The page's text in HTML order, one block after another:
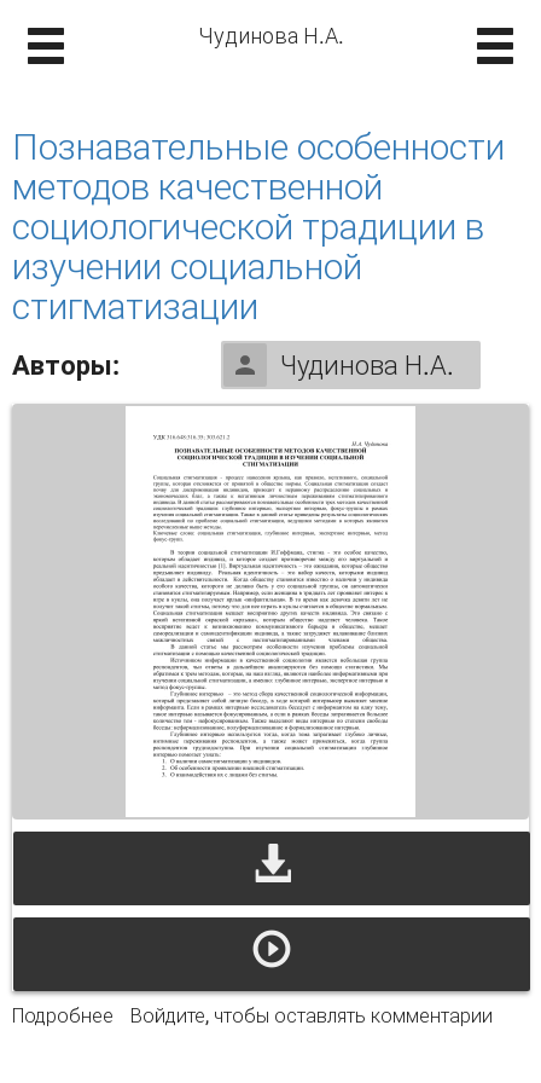
Чудинова Н.А.
Познавательные особенности
методов качественной
социологической традиции в
изучении социальной
стигматизации
Авторы: Чудинова Н.А.
Подробнее о Познавательные особенности методов
Войдите, чтобы оставлять комментарии